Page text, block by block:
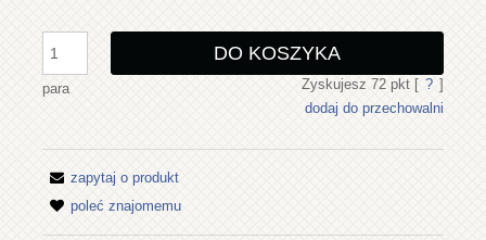
para
DO KOSZYKA
Zyskujesz 72pkt [ ? ]
dodaj do przechowalni
zapytaj o produkt
poleć znajomemu